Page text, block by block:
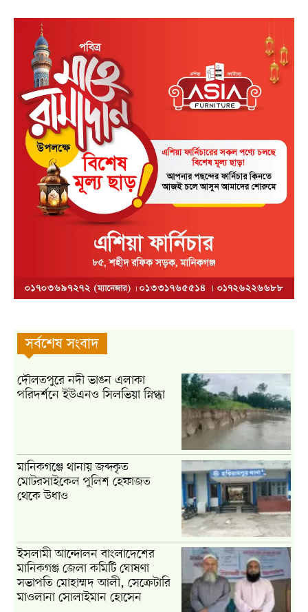
সর্বশেষ সংবাদ
দৌলতপুরে নদী ভাঙন এলাকা
পরিদর্শনে ইউএনও সিলভিয়া স্নিগ্ধা
মানিকগঞ্জে থানায় জব্দকৃত
মোটরসাইকেল পুলিশ হেফাজত
থেকে উধাও
ইসলামী আন্দোলন বাংলাদেশের
মানিকগঞ্জ জেলা কমিটি ঘোষণা
সভাপতি মোহাম্মদ আলী, সেক্রেটারি
মাওলানা সোলাইমান হোসেন